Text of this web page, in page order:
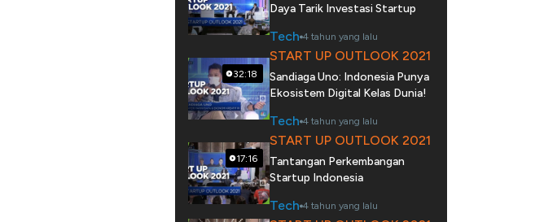
Daya Tarik Investasi Startup
Tech 4 tahun yang lalu
32:18
START UP OUTLOOK 2021
Sandiaga Uno: Indonesia Punya
Ekosistem Digital Kelas Dunia!
Tech 4 tahun yang lalu
17:16
START UP OUTLOOK 2021
Tantangan Perkembangan
Startup Indonesia
Tech 4 tahun yang lalu